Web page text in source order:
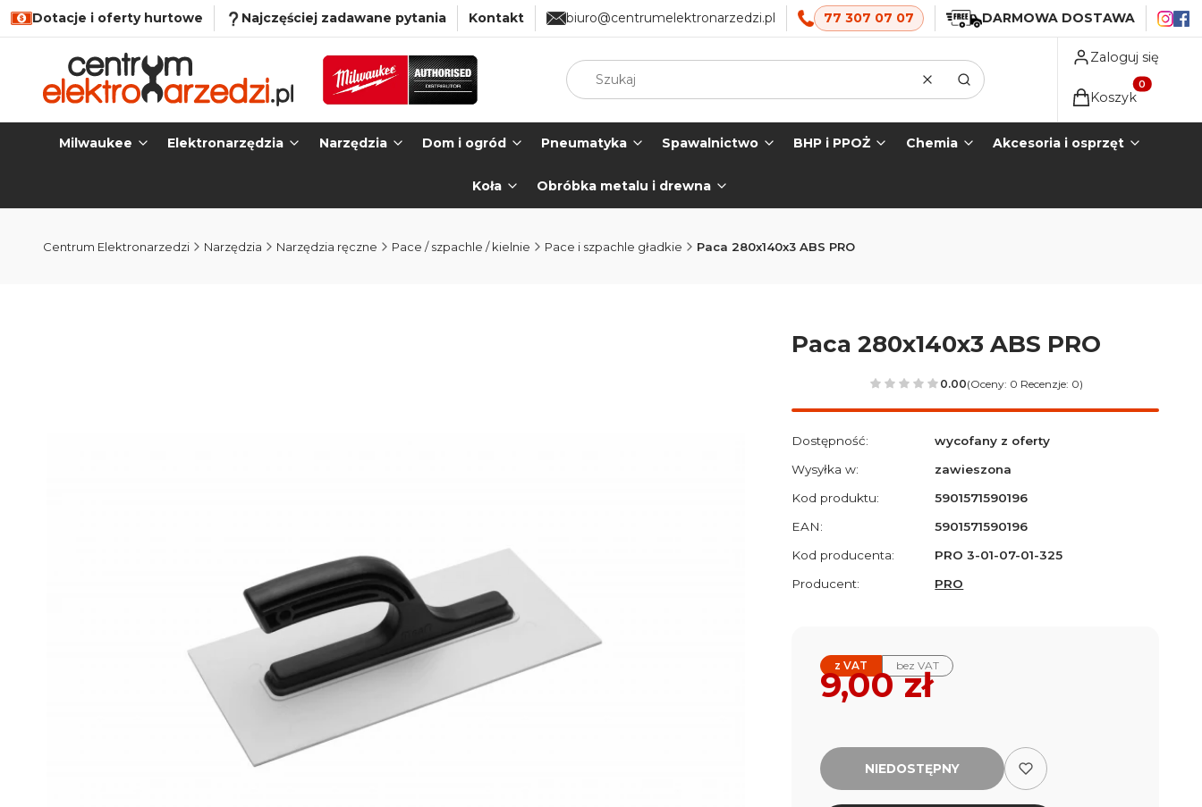
Dotacje i oferty hurtowe Najczęściej zadawane pytania Kontakt biuro@centrumelektronarzedzi.pl 77 307 07 07 DARMOWA DOSTAWA
Wyczyść
Szukaj
Zaloguj się
Produkty w
Koszyk
Milwaukee Elektronarzędzia Narzędzia Dom i ogród Pneumatyka Spawalnictwo BHP i PPOŻ Chemia Akcesoria i osprzęt
Koła Obróbka metalu i drewna
Centrum Elektronarzedzi Narzędzia Narzędzia ręczne Pace / szpachle / kielnie Pace i szpachle gładkie Paca 280x140x3 ABS PRO
Paca 280x140x3 ABS PRO
0.00(Oceny: 0 Recenzje: 0)
Dostępność:
wycofany z oferty
Wysyłka w:
zawieszona
Kod produktu:
5901571590196
EAN:
5901571590196
Kod producenta:
PRO 3-01-07-01-325
Producent:
PRO
z VAT bez VAT
Cena
9,00 zł
NIEDOSTĘPNY